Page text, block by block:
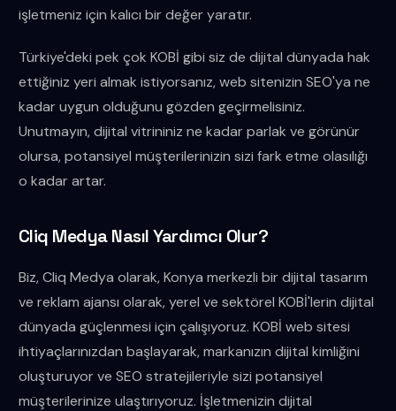
işletmeniz için kalıcı bir değer yaratır.
Türkiye'deki pek çok KOBİ gibi siz de dijital dünyada hak
ettiğiniz yeri almak istiyorsanız, web sitenizin SEO'ya ne
kadar uygun olduğunu gözden geçirmelisiniz.
Unutmayın, dijital vitrininiz ne kadar parlak ve görünür
olursa, potansiyel müşterilerinizin sizi fark etme olasılığı
o kadar artar.
Cliq Medya Nasıl Yardımcı Olur?
Biz, Cliq Medya olarak, Konya merkezli bir dijital tasarım
ve reklam ajansı olarak, yerel ve sektörel KOBİ'lerin dijital
dünyada güçlenmesi için çalışıyoruz. KOBİ web sitesi
ihtiyaçlarınızdan başlayarak, markanızın dijital kimliğini
oluşturuyor ve SEO stratejileriyle sizi potansiyel
müşterilerinize ulaştırıyoruz. İşletmenizin dijital